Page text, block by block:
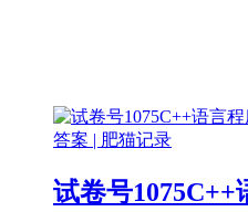
试卷号1075C++